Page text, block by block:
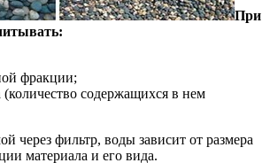
При
фракции;
(количество содержащихся в нем
через фильтр, воды зависит от размера
материала и его вида.